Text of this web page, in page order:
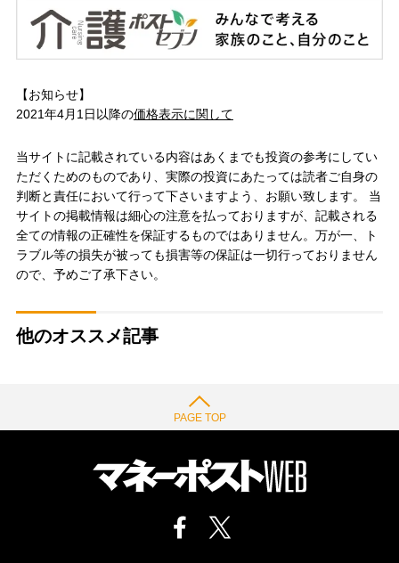
【お知らせ】
2021年4月1日以降の価格表示に関して
当サイトに記載されている内容はあくまでも投資の参考にしてい
ただくためのものであり、実際の投資にあたっては読者ご自身の
判断と責任において行って下さいますよう、お願い致します。 当
サイトの掲載情報は細心の注意を払っておりますが、記載される
全ての情報の正確性を保証するものではありません。万が一、ト
ラブル等の損失が被っても損害等の保証は一切行っておりません
ので、予めご了承下さい。
他のオススメ記事
PAGE TOP